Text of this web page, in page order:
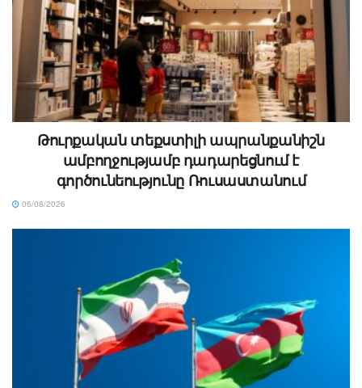
Թուրքական տեքստիլի ապրանքանիշն
ամբողջությամբ դադարեցնում է
գործունեությունը Ռուսաստանում
06/08/2026